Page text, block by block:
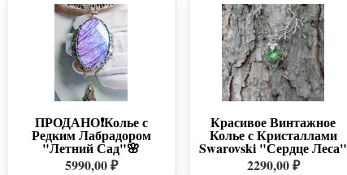
ПРОДАНО❗Колье с
Редким Лабрадором
"Летний Сад"🌸
5990,00 ₽
Красивое Винтажное
Колье с Кристаллами
Swarovski "Сердце Леса"
2290,00 ₽